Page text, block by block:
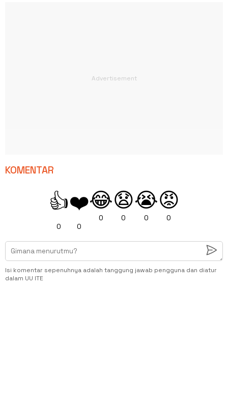
KOMENTAR
👍
0
❤️
0
😂
0
😧
0
😭
0
😡
0
Isi komentar sepenuhnya adalah tanggung jawab pengguna dan diatur
dalam UU ITE